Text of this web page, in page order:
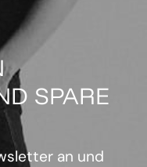
SPARE
an und